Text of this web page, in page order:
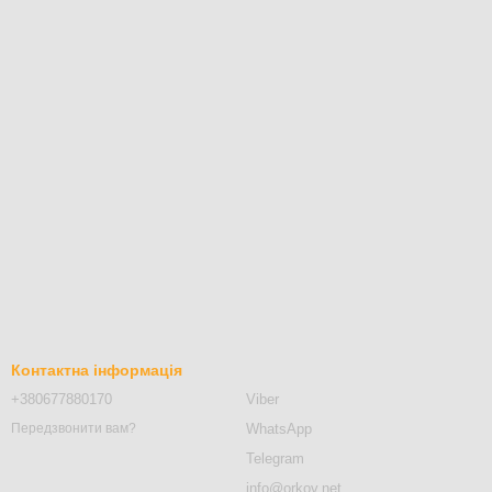
Контактна інформація
+380677880170
Передзвонити вам?
Viber
WhatsApp
Telegram
info@orkov.net